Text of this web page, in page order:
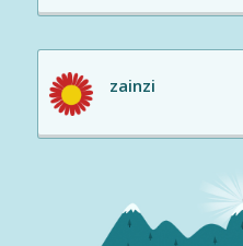
zainzi